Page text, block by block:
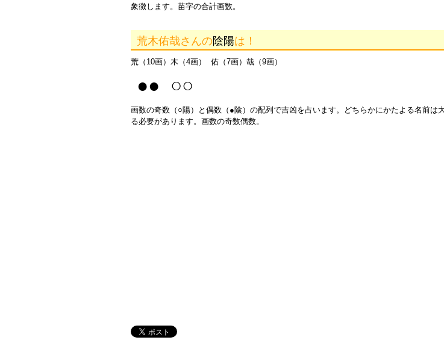
象徴します。苗字の合計画数。
荒木佑哉さんの陰陽は！
荒（10画）木（4画） 佑（7画）哉（9画）
●● ○○
画数の奇数（○陽）と偶数（●陰）の配列で吉凶を占います。どちらかにかたよる名前は
る必要があります。画数の奇数偶数。